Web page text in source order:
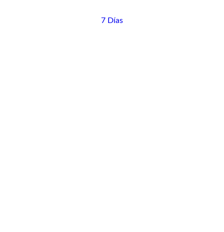
7 Días